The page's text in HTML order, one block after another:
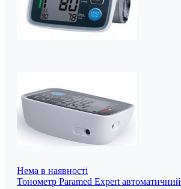
Нема в наявності
Тонометр Paramed Expert автоматичний